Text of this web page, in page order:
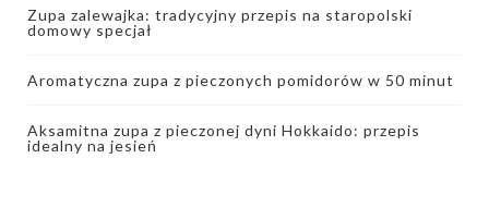
Zupa zalewajka: tradycyjny przepis na staropolski
domowy specjał
Aromatyczna zupa z pieczonych pomidorów w 50 minut
Aksamitna zupa z pieczonej dyni Hokkaido: przepis
idealny na jesień